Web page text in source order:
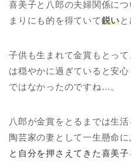
喜美子と八郎の夫婦関係に
まりにも的を得ていて鋭い
子供も生まれて金賞もとっ
は穏やかに過ぎていると安
ではなかったのですね…。
八郎が金賞をとるまでは生
陶芸家の妻として一生懸命に
と自分を押さえてきた喜美子